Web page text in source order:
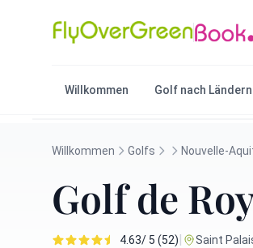
Willkommen Golf nach Ländern
Willkommen Golfs Nouvelle-
Golf de
4.63/ 5 (52)| Saint